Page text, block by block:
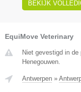
BEKIJK
EquiMove Veterinary
Niet gevestigd in
Henegouwen.
Antwerpen »